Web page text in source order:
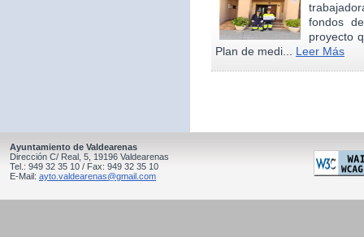
fondos
proyecto
Plan de medi... Leer Más
Ayuntamiento de Valdearenas
Dirección C/ Real, 5, 19196 Valdearenas
Tel.: 949 32 35 10 / Fax: 949 32 35 10
E-Mail: ayto.valdearenas@gmail.com